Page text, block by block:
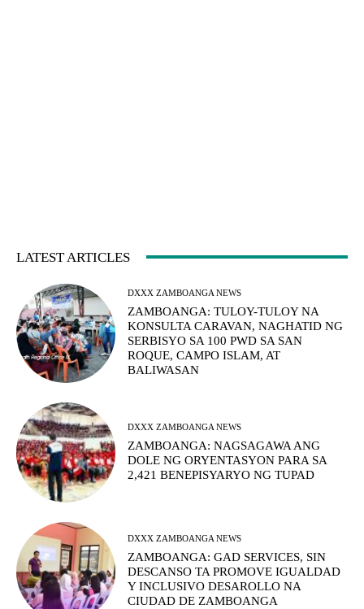
LATEST ARTICLES
DXXX ZAMBOANGA NEWS
ZAMBOANGA: TULOY-TULOY NA
KONSULTA CARAVAN, NAGHATID NG
SERBISYO SA 100 PWD SA SAN
ROQUE, CAMPO ISLAM, AT
BALIWASAN
DXXX ZAMBOANGA NEWS
ZAMBOANGA: NAGSAGAWA ANG
DOLE NG ORYENTASYON PARA SA
2,421 BENEPISYARYO NG TUPAD
DXXX ZAMBOANGA NEWS
ZAMBOANGA: GAD SERVICES, SIN
DESCANSO TA PROMOVE IGUALDAD
Y INCLUSIVO DESAROLLO NA
CIUDAD DE ZAMBOANGA